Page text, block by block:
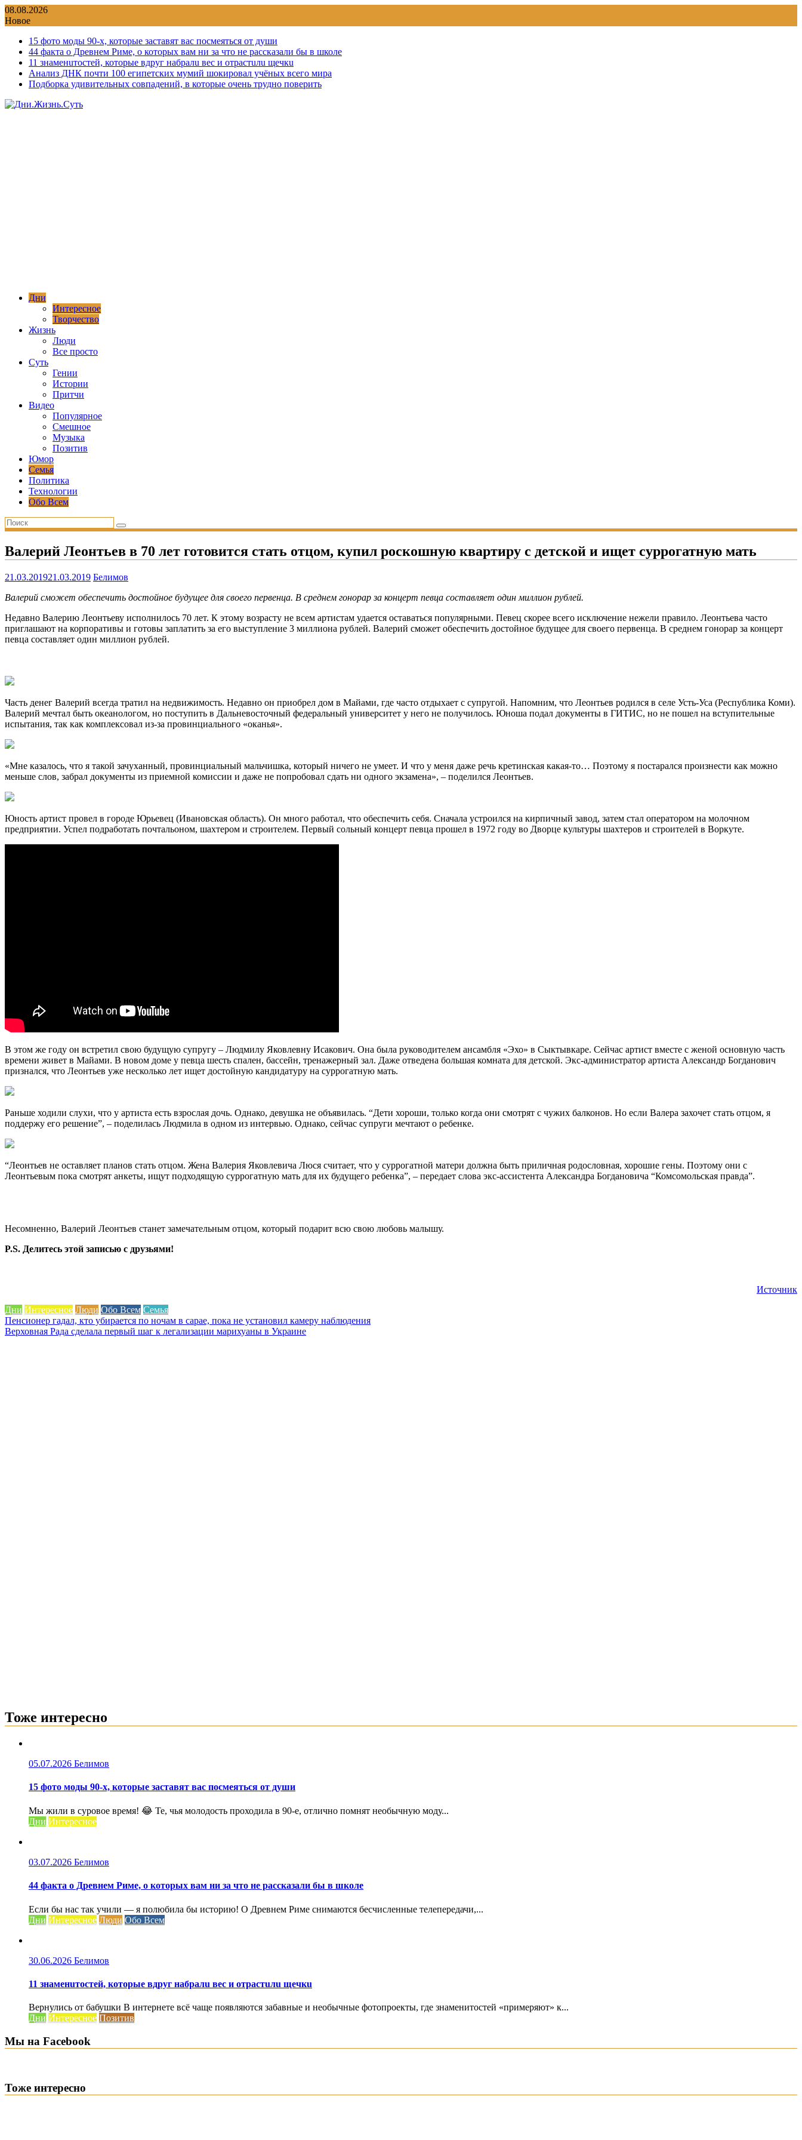
Перейти
к
08.08.2026
Новое
15 фото моды 90-х, которые заставят вас посмеяться от души
44 факта о Древнем Риме, о которых вам ни за что не рассказали бы в школе
11 знаменuтостей, которые вдруг набралu вес и отрастuлu щечкu
Анализ ДНК почти 100 египетских мумий шокировал учёных всего мира
Подборка удивительных совпадений, в которые очень трудно поверить
Дни
Интересное
Творчество
Жизнь
Люди
Все просто
Суть
Гении
Истории
Притчи
Видео
Популярное
Смешное
Музыка
Позитив
Юмор
Семья
Политика
Технологии
Обо Всем
Валерий Леонтьев в 70 лет готовится стать отцом, купил роскошную квартиру с детской и ищет суррогатную мать
21.03.201921.03.2019 Белимов
Валерий сможет обеспечить достойное будущее для своего первенца. В среднем гонорар за концерт певца составляет один миллион рублей.
Недавно Валерию Леонтьеву исполнилось 70 лет. К этому возрасту не всем артистам удается оставаться популярными. Певец скорее всего исключение нежели правило. Леонтьева часто
приглашают на корпоративы и готовы заплатить за его выступление 3 миллиона рублей. Валерий сможет обеспечить достойное будущее для своего первенца. В среднем гонорар за концерт
певца составляет один миллион рублей.
Часть денег Валерий всегда тратил на недвижимость. Недавно он приобрел дом в Майами, где часто отдыхает с супругой. Напомним, что Леонтьев родился в селе Усть-Уса (Республика Коми).
Валерий мечтал быть океанологом, но поступить в Дальневосточный федеральный университет у него не получилось. Юноша подал документы в ГИТИС, но не пошел на вступительные
испытания, так как комплексовал из-за провинциального «оканья».
«Мне казалось, что я такой зачуханный, провинциальный мальчишка, который ничего не умеет. И что у меня даже речь кретинская какая-то… Поэтому я постарался произнести как можно
меньше слов, забрал документы из приемной комиссии и даже не попробовал сдать ни одного экзамена», – поделился Леонтьев.
Юность артист провел в городе Юрьевец (Ивановская область). Он много работал, что обеспечить себя. Сначала устроился на кирпичный завод, затем стал оператором на молочном
предприятии. Успел подработать почтальоном, шахтером и строителем. Первый сольный концерт певца прошел в 1972 году во Дворце культуры шахтеров и строителей в Воркуте.
В этом же году он встретил свою будущую супругу – Людмилу Яковлевну Исакович. Она была руководителем ансамбля «Эхо» в Сыктывкаре. Сейчас артист вместе с женой основную часть
времени живет в Майами. В новом доме у певца шесть спален, бассейн, тренажерный зал. Даже отведена большая комната для детской. Экс-администратор артиста Александр Богданович
признался, что Леонтьев уже несколько лет ищет достойную кандидатуру на суррогатную мать.
Раньше ходили слухи, что у артиста есть взрослая дочь. Однако, девушка не объявилась. “Дети хороши, только когда они смотрят с чужих балконов. Но если Валера захочет стать отцом, я
поддержу его решение”, – поделилась Людмила в одном из интервью. Однако, сейчас супруги мечтают о ребенке.
“Леонтьев не оставляет планов стать отцом. Жена Валерия Яковлевича Люся считает, что у суррогатной матери должна быть приличная родословная, хорошие гены. Поэтому они с
Леонтьевым пока смотрят анкеты, ищут подходящую суррогатную мать для их будущего ребенка”, – передает слова экс-ассистента Александра Богдановича “Комсомольская правда”.
Несомненно, Валерий Леонтьев станет замечательным отцом, который подарит всю свою любовь малышу.
P.S. Делитесь этой записью с друзьями!
Источник
Дни Интересное Люди Обо Всем Семья
Навигация
по
Пенсионер гадал, кто убирается по ночам в сарае, пока не установил камеру наблюдения
Верховная Рада сделала первый шаг к легализации марихуаны в Украине
Тоже интересно
05.07.2026 Белимов
15 фото моды 90-х, которые заставят вас посмеяться от души
Мы жили в суровое время! 😂 Те, чья молодость проходила в 90-е, отлично помнят необычную моду...
Дни Интересное
03.07.2026 Белимов
44 факта о Древнем Риме, о которых вам ни за что не рассказали бы в школе
Если бы нас так учили — я полюбила бы историю! О Древнем Риме снимаются бесчисленные телепередачи,...
Дни Интересное Люди Обо Всем
30.06.2026 Белимов
11 знаменuтостей, которые вдруг набралu вес и отрастuлu щечкu
Вернулись от бабушки В интернете всё чаще появляются забавные и необычные фотопроекты, где знаменитостей «примеряют» к...
Дни Интересное Позитив
Мы на Facebook
Тоже интересно